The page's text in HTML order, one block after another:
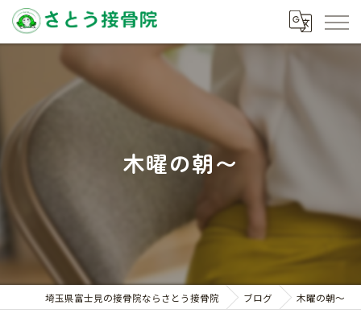
木曜の朝〜
埼玉県富士見の接骨院ならさとう接骨院 ブログ 木曜の朝〜